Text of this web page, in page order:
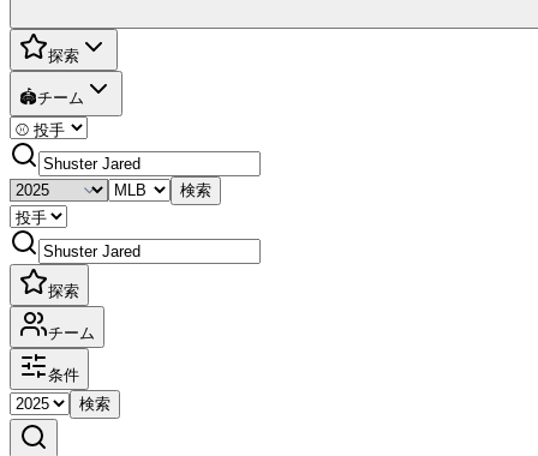
探索
🏟️チーム
検索
探索
チーム
条件
検索